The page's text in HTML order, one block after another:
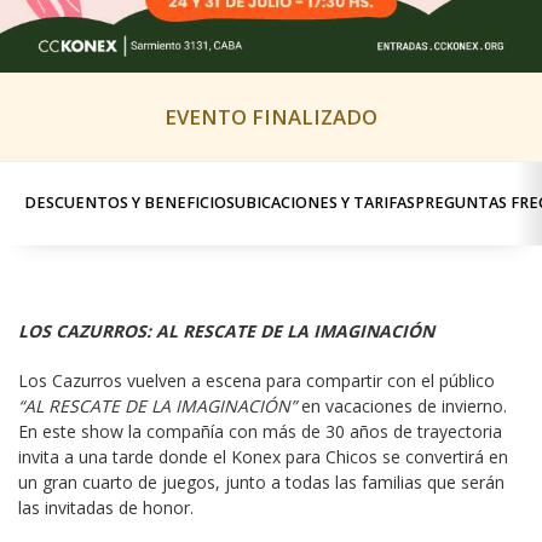
EVENTO FINALIZADO
DESCUENTOS Y BENEFICIOSUBICACIONES Y TARIFASPREGUNTAS
LOS CAZURROS: AL RESCATE DE LA IMAGINACIÓN
“AL RESCATE DE LA IMAGINACIÓN” en vacaciones de invierno.
En este show la compañía con más de 30 años de trayectoria
invita a una tarde donde el Konex para Chicos se convertirá en
un gran cuarto de juegos, junto a todas las familias que serán
las invitadas de honor.